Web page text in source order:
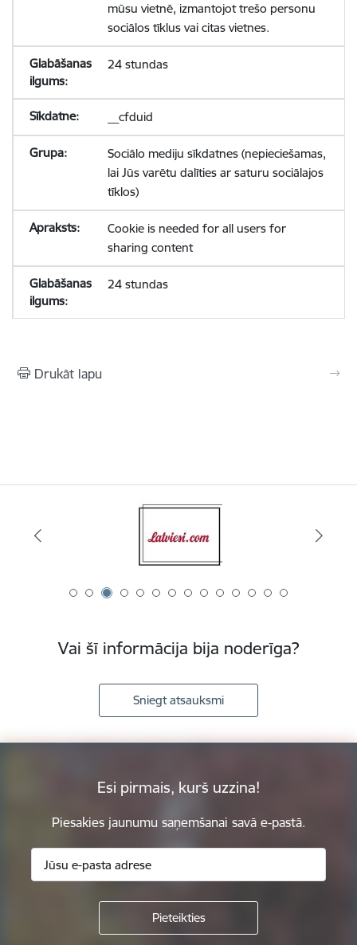
mūsu vietnē, izmantojot trešo personu
sociālos tīklus vai citas vietnes.
24 stundas
__cfduid
Sociālo mediju sīkdatnes (nepieciešamas,
lai Jūs varētu dalīties ar saturu sociālajos
tīklos)
Cookie is needed for all users for
sharing content
24 stundas
Drukāt lapu
Vai šī informācija bija noderīga?
Sniegt atsauksmi
Esi pirmais, kurš uzzina!
Piesakies jaunumu saņemšanai savā e-pastā.